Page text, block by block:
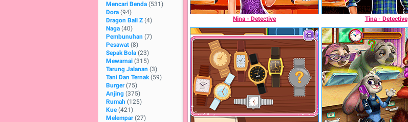
Mencari Benda (531)
Dora (94)
Dragon Ball Z (4)
Naga (40)
Pembunuhan (7)
Pesawat (8)
Sepak Bola (23)
Mewarnai (315)
Tarung Jalanan (3)
Tani Dan Ternak (59)
Burger (75)
Anjing (375)
Rumah (125)
Kue (421)
Melempar (27)
Nina - Detective Tina - Detective